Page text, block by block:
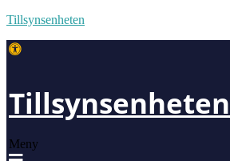
Tillsynsenheten
Tillsynsenheten
Meny